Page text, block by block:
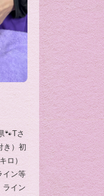
🐾Tさ
き）初
ロ）
イン等
ライン